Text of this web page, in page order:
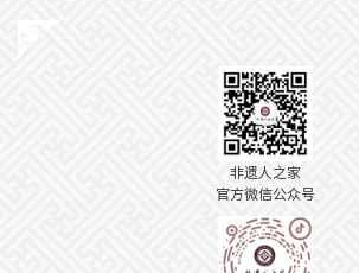
非遗人之家
官方微信公众号